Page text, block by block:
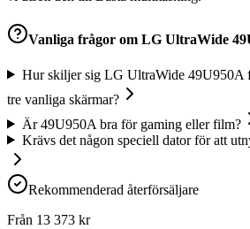
Vanliga frågor om LG UltraWide
Hur skiljer sig LG UltraWide 49U950A
tre vanliga skärmar?
Är 49U950A bra för gaming eller film?
Krävs det någon speciell dator för att
Rekommenderad återförsäljare
Från 13 373 kr